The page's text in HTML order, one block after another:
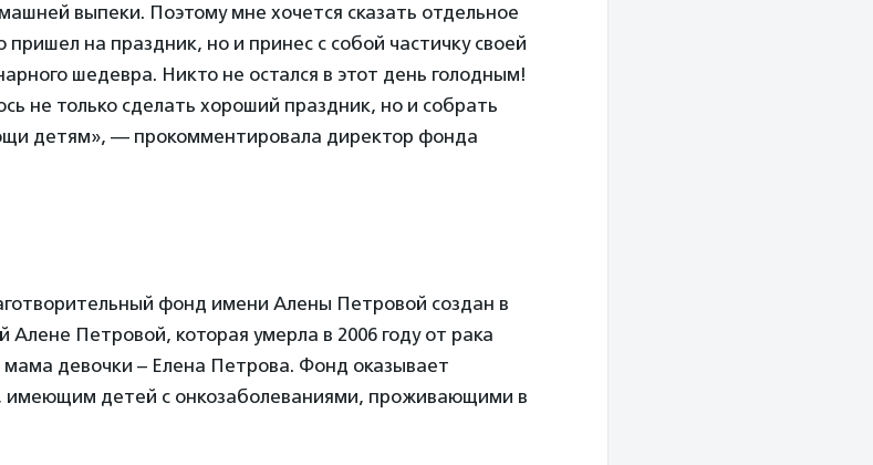
выпеки. Поэтому мне хочется сказать отдельное
на праздник, но и принес с собой частичку своей
шедевра. Никто не остался в этот день голодным!
не только сделать хороший праздник, но и собрать
детям», — прокомментировала директор фонда
фонд имени Алены Петровой создан в
Алене Петровой, которая умерла в 2006 году от рака
мама девочки – Елена Петрова. Фонд оказывает
имеющим детей с онкозаболеваниями, проживающими в